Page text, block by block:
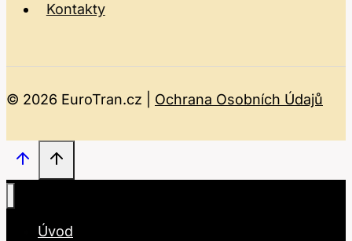
Kontakty
© 2026 EuroTran.cz | Ochrana Osobních Údajů
Úvod